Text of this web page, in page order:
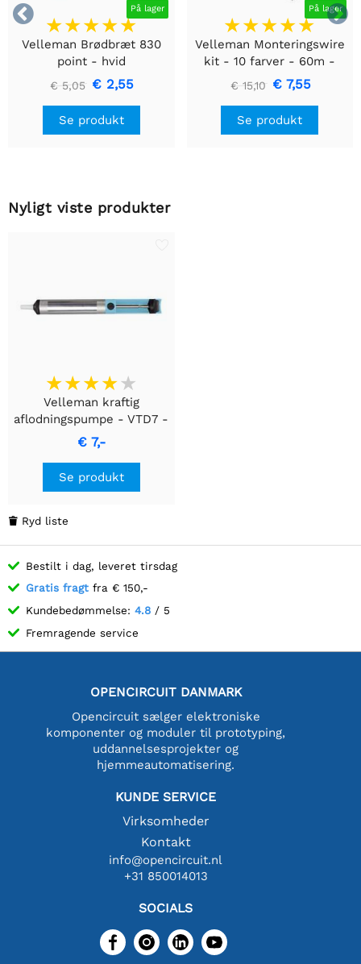

 På lager
Velleman Brødbræt 830
point - hvid
€ 5,05 € 2,55
Se produkt
På lager
Velleman Monteringswire
kit - 10 farver - 60m -
multicore
€ 15,10 € 7,55
Se produkt
Nyligt viste produkter
Velleman kraftig
aflodningspumpe - VTD7 -
Aluminium
€ 7,-
Se produkt
 Ryd liste
Bestilt i dag, leveret tirsdag
Gratis fragt fra € 150,-
Kundebedømmelse: 4.8 / 5
Fremragende service
OPENCIRCUIT DANMARK
Opencircuit sælger elektroniske
komponenter og moduler til prototyping,
uddannelsesprojekter og
hjemmeautomatisering.
KUNDE SERVICE
Virksomheder
Kontakt
info@opencircuit.nl
+31 850014013
SOCIALS